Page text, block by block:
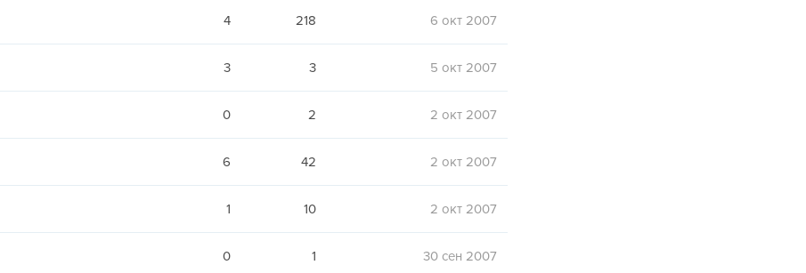
4 218 6 окт 2007
3 3 5 окт 2007
0 2 2 окт 2007
6 42 2 окт 2007
1 10 2 окт 2007
0 1 30 сен 2007